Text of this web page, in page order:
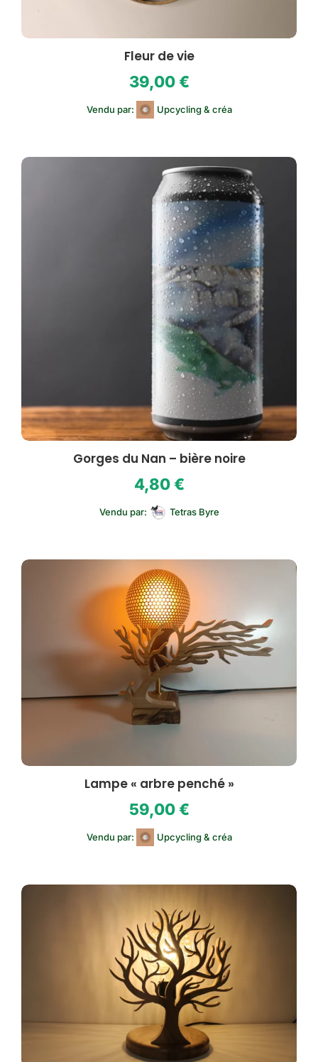
Fleur de vie
39,00€
Vendu par: Upcycling & créa
Gorges du Nan – bière noire
4,80€
Vendu par: Tetras Byre
Lampe « arbre penché »
59,00€
Vendu par: Upcycling & créa